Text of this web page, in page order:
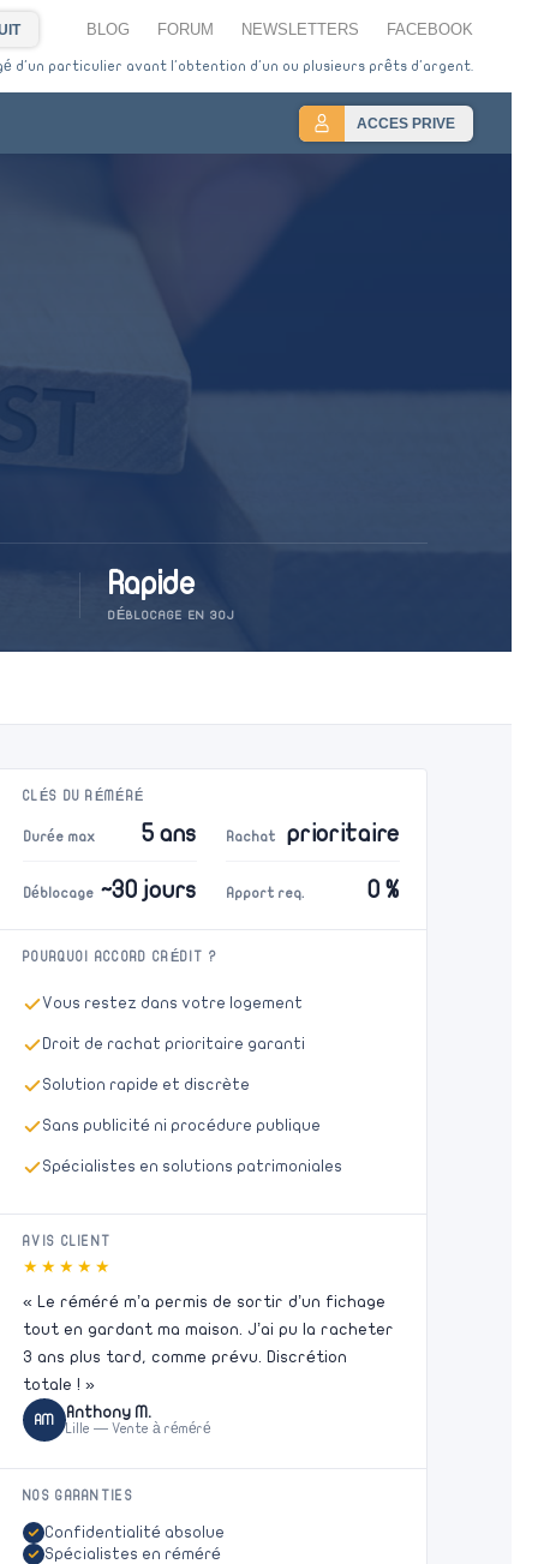
BLOG FORUM NEWSLETTERS FACEBOOK
d'un particulier avant l'obtention d'un ou plusieurs prêts d'argent.
ACCES PRIVE
Rapide
DÉBLOCAGE EN 30J
CLÉS DU RÉMÉRÉ
Durée max 5 ans Rachat prioritaire
Déblocage ~30 jours Apport req. 0 %
POURQUOI ACCORD CRÉDIT ?
Vous restez dans votre logement
Droit de rachat prioritaire garanti
Solution rapide et discrète
Sans publicité ni procédure publique
Spécialistes en solutions patrimoniales
AVIS CLIENT
★★★★★
« Le réméré m’a permis de sortir d’un fichage
tout en gardant ma maison. J’ai pu la racheter
3 ans plus tard, comme prévu. Discrétion
totale ! »
AM Anthony M.
Lille — Vente à réméré
NOS GARANTIES
Confidentialité absolue
Spécialistes en réméré